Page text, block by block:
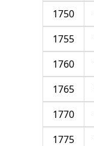
1750
1755
1760
1765
1770
1775